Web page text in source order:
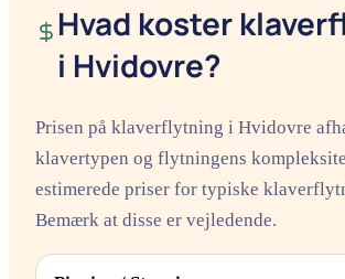
Hvad koster
i Hvidovre?
Prisen på klaverflytning i Hvidovre
klavertypen og flytningens
estimerede priser for typiske
Bemærk at disse er vejledende.